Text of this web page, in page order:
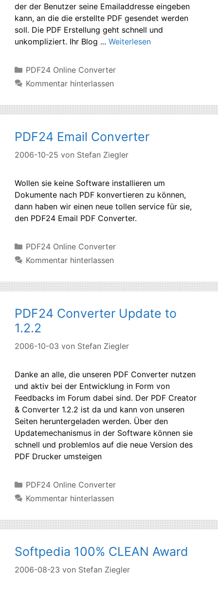
der der Benutzer seine Emailaddresse eingeben
kann, an die die erstellte PDF gesendet werden
soll. Die PDF Erstellung geht schnell und
unkompliziert. Ihr Blog ... Weiterlesen
Kategorien
PDF24 Online Converter
Kommentar hinterlassen
PDF24 Email Converter
2006-10-25 von Stefan Ziegler
Wollen sie keine Software installieren um
Dokumente nach PDF konvertieren zu können,
dann haben wir einen neue tollen service für sie,
den PDF24 Email PDF Converter.
Kategorien
PDF24 Online Converter
Kommentar hinterlassen
PDF24 Converter Update to
1.2.2
2006-10-03 von Stefan Ziegler
Danke an alle, die unseren PDF Converter nutzen
und aktiv bei der Entwicklung in Form von
Feedbacks im Forum dabei sind. Der PDF Creator
& Converter 1.2.2 ist da und kann von unseren
Seiten heruntergeladen werden. Über den
Updatemechanismus in der Software können sie
schnell und problemlos auf die neue Version des
PDF Drucker umsteigen
Kategorien
PDF24 Online Converter
Kommentar hinterlassen
Softpedia 100% CLEAN Award
2006-08-23 von Stefan Ziegler